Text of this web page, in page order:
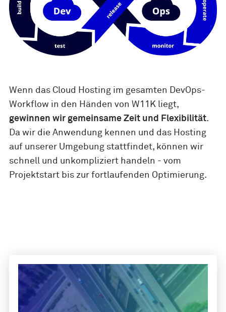
Wenn das Cloud Hosting im gesamten DevOps-
Workflow in den Händen von W11K liegt,
gewinnen wir gemeinsame Zeit und Flexibilität.
Da wir die Anwendung kennen und das Hosting
auf unserer Umgebung stattfindet, können wir
schnell und unkompliziert handeln - vom
Projektstart bis zur fortlaufenden Optimierung.